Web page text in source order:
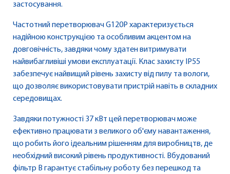
застосування.
Частотний перетворювач G120P характеризується
надійною конструкцією та особливим акцентом на
довговічність, завдяки чому здатен витримувати
найвибагливіші умови експлуатації. Клас захисту IP55
забезпечує найвищий рівень захисту від пилу та вологи,
що дозволяє використовувати пристрій навіть в складних
середовищах.
Завдяки потужності 37 кВт цей перетворювач може
ефективно працювати з великого об'єму навантаження,
що робить його ідеальним рішенням для виробництв, де
необхідний високий рівень продуктивності. Вбудований
фільтр B гарантує стабільну роботу без перешкод та